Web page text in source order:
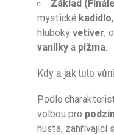
Základ
mystické kadidlo
hluboký vetiver,
vanilky a pižma
Kdy a jak tuto
Podle
volbou pro
hustá, zahřívající